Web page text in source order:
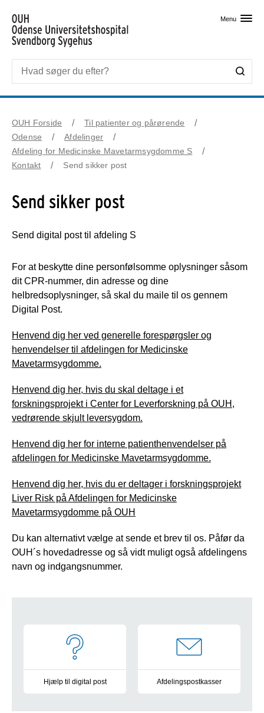
Menu
OUH Forside
Til patienter og pårørende
Odense
Afdelinger
Afdeling for Medicinske Mavetarmsygdomme S
Kontakt
Send sikker post
Send sikker post
Send digital post til afdeling S
For at beskytte dine personfølsomme oplysninger såsom
dit CPR-nummer, din adresse og dine
helbredsoplysninger, så skal du maile til os gennem
Digital Post.
Henvend dig her ved generelle forespørgsler og
henvendelser til afdelingen for Medicinske
Mavetarmsygdomme.
Henvend dig her, hvis du skal deltage i et
forskningsprojekt i Center for Leverforskning på OUH,
vedrørende skjult leversygdom.
Henvend dig her for interne patienthenvendelser på
afdelingen for Medicinske Mavetarmsygdomme.
Henvend dig her, hvis du er deltager i forskningsprojekt
Liver Risk på Afdelingen for Medicinske
Mavetarmsygdomme på OUH
Du kan alternativt vælge at sende et brev til os. Påfør da
OUH´s hovedadresse og så vidt muligt også afdelingens
navn og indgangsnummer.
Hjælp til digital post Afdelingspostkasser